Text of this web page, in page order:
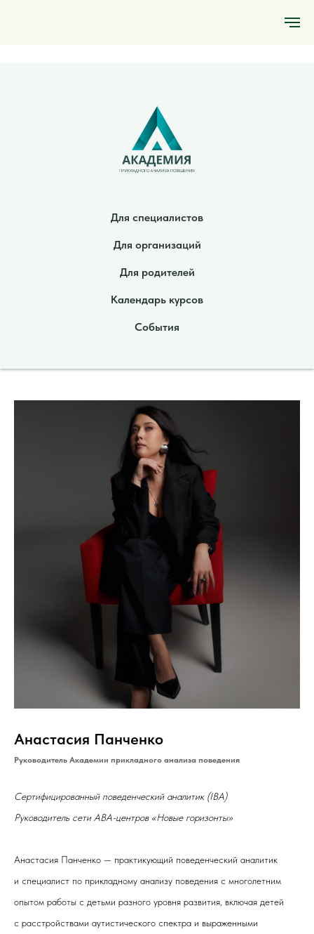
Для специалистов
Для организаций
Для родителей
Календарь курсов
События
Анастасия Панченко
Руководитель Академии прикладного анализа поведения
Сертифицированный поведенческий аналитик (IBA)
Руководитель сети АВА-центров «Новые горизонты»
Анастасия Панченко — практикующий поведенческий аналитик
и специалист по прикладному анализу поведения с многолетним
опытом работы с детьми разного уровня развития, включая детей
с расстройствами аутистического спектра и выраженными